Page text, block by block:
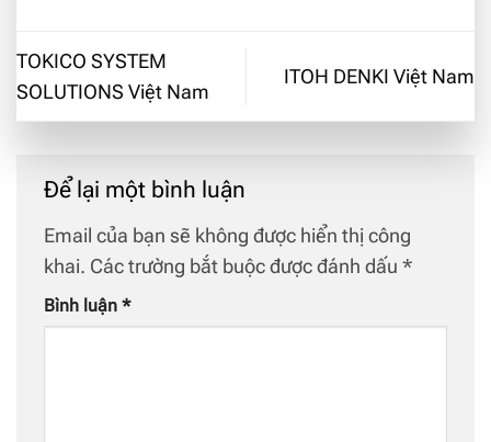
TOKICO SYSTEM
SOLUTIONS Việt Nam
ITOH DENKI Việt Nam
Để lại một bình luận
Email của bạn sẽ không được hiển thị công
khai. Các trường bắt buộc được đánh dấu *
Bình luận *